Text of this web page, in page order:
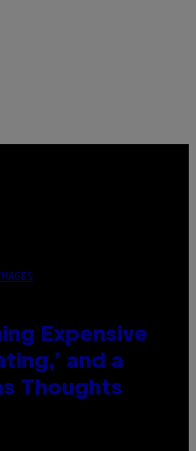
Expensive
and a
Thoughts